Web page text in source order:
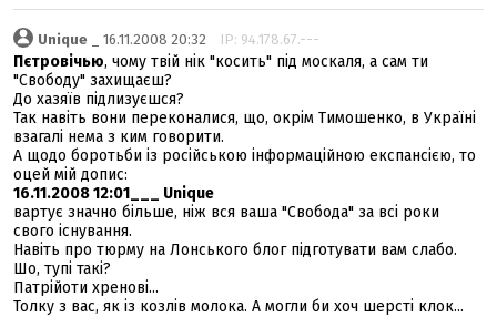
Unique _ 16.11.2008 20:32 IP: 94.178.67.---
Пєтровічью, чому твій нік "косить" під москаля, а сам ти
"Свободу" захищаєш?
До хазяїв підлизуєшся?
Так навіть вони переконалися, що, окрім Тимошенко, в Україні
взагалі нема з ким говорити.
А щодо боротьби із російською інформаційною експансією, то
оцей мій допис:
16.11.2008 12:01___ Unique
вартує значно більше, ніж вся ваша "Свобода" за всі роки
свого існування.
Навіть про тюрму на Лонського блог підготувати вам слабо.
Шо, тупі такі?
Патрійоти хренові...
Толку з вас, як із козлів молока. А могли би хоч шерсті клок...